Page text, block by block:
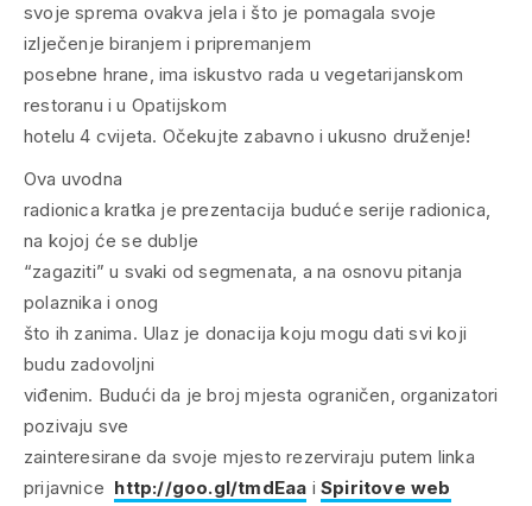
svoje sprema ovakva jela i što je pomagala svoje
izlječenje biranjem i pripremanjem
posebne hrane, ima iskustvo rada u vegetarijanskom
restoranu i u Opatijskom
hotelu 4 cvijeta. Očekujte zabavno i ukusno druženje!
Ova uvodna
radionica kratka je prezentacija buduće serije radionica,
na kojoj će se dublje
“zagaziti” u svaki od segmenata, a na osnovu pitanja
polaznika i onog
što ih zanima. Ulaz je donacija koju mogu dati svi koji
budu zadovoljni
viđenim. Budući da je broj mjesta ograničen, organizatori
pozivaju sve
zainteresirane da svoje mjesto rezerviraju putem linka
prijavnice http://goo.gl/tmdEaa iSpiritove web